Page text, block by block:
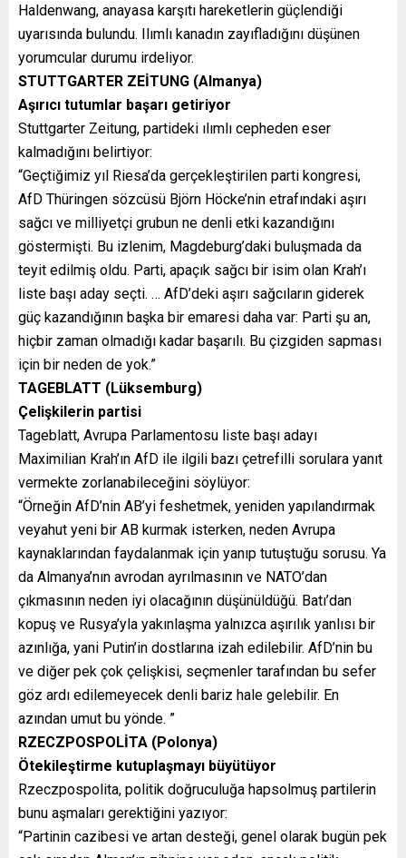
Haldenwang, anayasa karşıtı hareketlerin güçlendiği
uyarısında bulundu. Ilımlı kanadın zayıfladığını düşünen
yorumcular durumu irdeliyor.
STUTTGARTER ZEİTUNG (Almanya)
Aşırıcı tutumlar başarı getiriyor
Stuttgarter Zeitung, partideki ılımlı cepheden eser
kalmadığını belirtiyor:
“Geçtiğimiz yıl Riesa’da gerçekleştirilen parti kongresi,
AfD Thüringen sözcüsü Björn Höcke’nin etrafındaki aşırı
sağcı ve milliyetçi grubun ne denli etki kazandığını
göstermişti. Bu izlenim, Magdeburg’daki buluşmada da
teyit edilmiş oldu. Parti, apaçık sağcı bir isim olan Krah’ı
liste başı aday seçti. … AfD’deki aşırı sağcıların giderek
güç kazandığının başka bir emaresi daha var: Parti şu an,
hiçbir zaman olmadığı kadar başarılı. Bu çizgiden sapması
için bir neden de yok.”
TAGEBLATT (Lüksemburg)
Çelişkilerin partisi
Tageblatt, Avrupa Parlamentosu liste başı adayı
Maximilian Krah’ın AfD ile ilgili bazı çetrefilli sorulara yanıt
vermekte zorlanabileceğini söylüyor:
“Örneğin AfD’nin AB’yi feshetmek, yeniden yapılandırmak
veyahut yeni bir AB kurmak isterken, neden Avrupa
kaynaklarından faydalanmak için yanıp tutuştuğu sorusu. Ya
da Almanya’nın avrodan ayrılmasının ve NATO’dan
çıkmasının neden iyi olacağının düşünüldüğü. Batı’dan
kopuş ve Rusya’yla yakınlaşma yalnızca aşırılık yanlısı bir
azınlığa, yani Putin’in dostlarına izah edilebilir. AfD’nin bu
ve diğer pek çok çelişkisi, seçmenler tarafından bu sefer
göz ardı edilemeyecek denli bariz hale gelebilir. En
azından umut bu yönde. ”
RZECZPOSPOLİTA (Polonya)
Ötekileştirme kutuplaşmayı büyütüyor
Rzeczpospolita, politik doğruculuğa hapsolmuş partilerin
bunu aşmaları gerektiğini yazıyor:
“Partinin cazibesi ve artan desteği, genel olarak bugün pek